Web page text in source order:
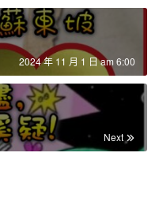
c
e
2024 年 11 月 1 日 am 6:00
Next